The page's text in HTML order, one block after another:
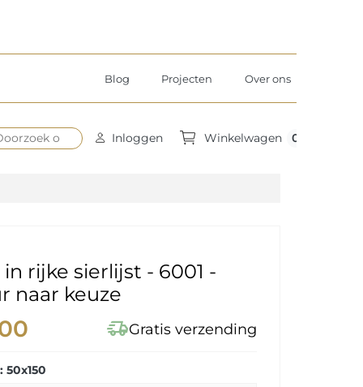
Blog Projecten Over ons
Inloggen Winkelwagen 0
rijke sierlijst - 6001 -
naar keuze
delivery_truck_speedGratis verzending